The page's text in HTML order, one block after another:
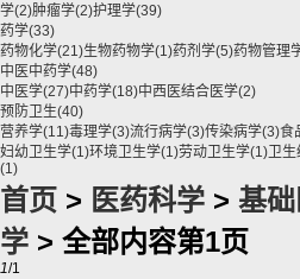
学(2)肿瘤学(2)护理学(39)
药学(33)
药物化学(21)生物药物学(1)药剂学(5)药物管理
中医中药学(48)
中医学(27)中药学(18)中西医结合医学(2)
预防卫生(40)
营养学(11)毒理学(3)流行病学(3)传染病学(3)食
妇幼卫生学(1)环境卫生学(1)劳动卫生学(1) 卫
(1)
首页 > 医药科学 > 基
学 > 全部内容第1页
1/1